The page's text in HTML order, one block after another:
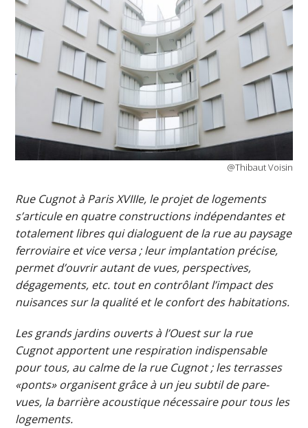
@Thibaut Voisin
Rue Cugnot à Paris XVIIIe, le projet de logements
s’articule en quatre constructions indépendantes et
totalement libres qui dialoguent de la rue au paysage
ferroviaire et vice versa ; leur implantation précise,
permet d’ouvrir autant de vues, perspectives,
dégagements, etc. tout en contrôlant l’impact des
nuisances sur la qualité et le confort des habitations.
Les grands jardins ouverts à l’Ouest sur la rue
Cugnot apportent une respiration indispensable
pour tous, au calme de la rue Cugnot ; les terrasses
«ponts» organisent grâce à un jeu subtil de pare-
vues, la barrière acoustique nécessaire pour tous les
logements.